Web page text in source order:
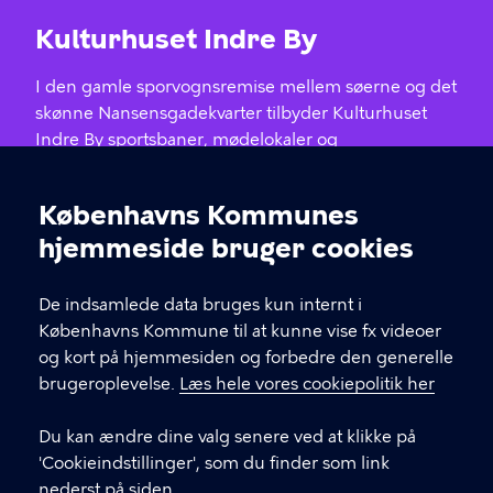
Cookieindstillinger
Københavns Kommunes
hjemmeside bruger cookies
De indsamlede data bruges kun internt i
Københavns Kommune til at kunne vise fx videoer
og kort på hjemmesiden og forbedre den generelle
brugeroplevelse. Læs hele vores cookiepolitik her
Du kan ændre dine valg senere ved at klikke på
'Cookieindstillinger', som du finder som link
Kulturhuset Indre By
I den gamle sporvognsremise mellem søerne og det
skønne Nansensgadekvarter tilbyder Kulturhuset
Indre By sportsbaner, mødelokaler og
KONTAKT
Charlotte Ammundsens Plads 3
Kiby@kk.dk
LINKS